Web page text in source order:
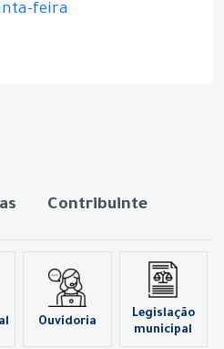
feira
Contribuinte
Ouvidoria
Legislação
municipal